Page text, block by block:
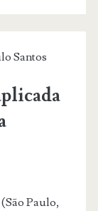
Santos
Paulo,